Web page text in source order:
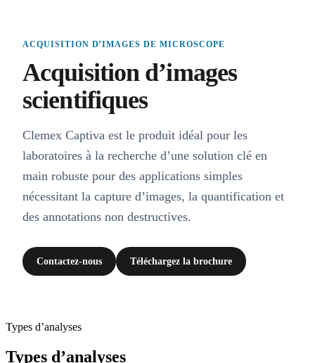
ACQUISITION D’IMAGES DE MICROSCOPE
Acquisition d’images
scientifiques
Clemex Captiva est le produit idéal pour les
laboratoires à la recherche d’une solution clé en
main robuste pour des applications simples
nécessitant la capture d’images, la quantification et
des annotations non destructives.
Contactez-nous Téléchargez la brochure
Types d’analyses
Types d’analyses